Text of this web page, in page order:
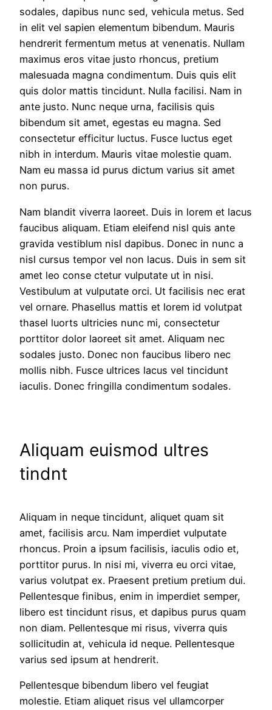
sodales, dapibus nunc sed, vehicula metus. Sed
in elit vel sapien elementum bibendum. Mauris
hendrerit fermentum metus at venenatis. Nullam
maximus eros vitae justo rhoncus, pretium
malesuada magna condimentum. Duis quis elit
quis dolor mattis tincidunt. Nulla facilisi. Nam in
ante justo. Nunc neque urna, facilisis quis
bibendum sit amet, egestas eu magna. Sed
consectetur efficitur luctus. Fusce luctus eget
nibh in interdum. Mauris vitae molestie quam.
Nam eu massa id purus dictum varius sit amet
non purus.
Nam blandit viverra laoreet. Duis in lorem et lacus
faucibus aliquam. Etiam eleifend nisl quis ante
gravida vestiblum nisl dapibus. Donec in nunc a
nisl cursus tempor vel non lacus. Duis in sem sit
amet leo conse ctetur vulputate ut in nisi.
Vestibulum at vulputate orci. Ut facilisis nec erat
vel ornare. Phasellus mattis et lorem id volutpat
thasel luorts ultricies nunc mi, consectetur
porttitor dolor laoreet sit amet. Aliquam nec
sodales justo. Donec non faucibus libero nec
mollis nibh. Fusce ultrices lacus vel tincidunt
iaculis. Donec fringilla condimentum sodales.
Aliquam euismod ultres
tindnt
Aliquam in neque tincidunt, aliquet quam sit
amet, facilisis arcu. Nam imperdiet vulputate
rhoncus. Proin a ipsum facilisis, iaculis odio et,
porttitor purus. In nisi mi, viverra eu orci vitae,
varius volutpat ex. Praesent pretium pretium dui.
Pellentesque finibus, enim in imperdiet semper,
libero est tincidunt risus, et dapibus purus quam
non diam. Pellentesque mi risus, viverra quis
sollicitudin at, vehicula id neque. Pellentesque
varius sed ipsum at hendrerit.
Pellentesque bibendum libero vel feugiat
molestie. Etiam aliquet risus vel ullamcorper